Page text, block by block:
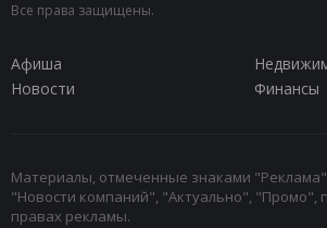
Все права защищены.
Афиша
Новости
Финансы
Материалы, отмеченные знаками
"Новости компаний", "Актуально", "Промо",
правах рекламы.